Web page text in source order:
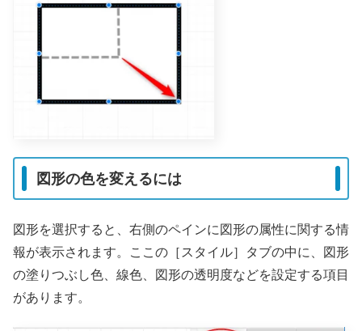
図形の色を変えるには
図形を選択すると、右側のペインに図形の属性に関する情
報が表示されます。ここの［スタイル］タブの中に、図形
の塗りつぶし色、線色、図形の透明度などを設定する項目
があります。